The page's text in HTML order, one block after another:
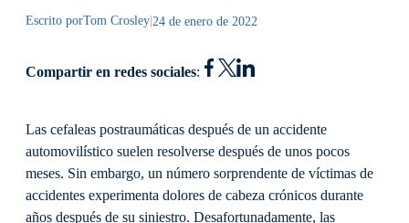
Escrito porTom Crosley|24 de enero de 2022
Compartir en redes sociales:
Las cefaleas postraumáticas después de un accidente
automovilístico suelen resolverse después de unos pocos
meses. Sin embargo, un número sorprendente de víctimas de
accidentes experimenta dolores de cabeza crónicos durante
años después de su siniestro. Desafortunadamente, las